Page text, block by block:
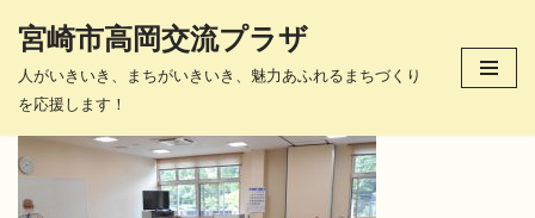
コ
ン
ツ
へ
宮崎市高岡交流プラザ
人がいきいき、まちがいきいき、魅力あふれるまちづくり
を応援します！